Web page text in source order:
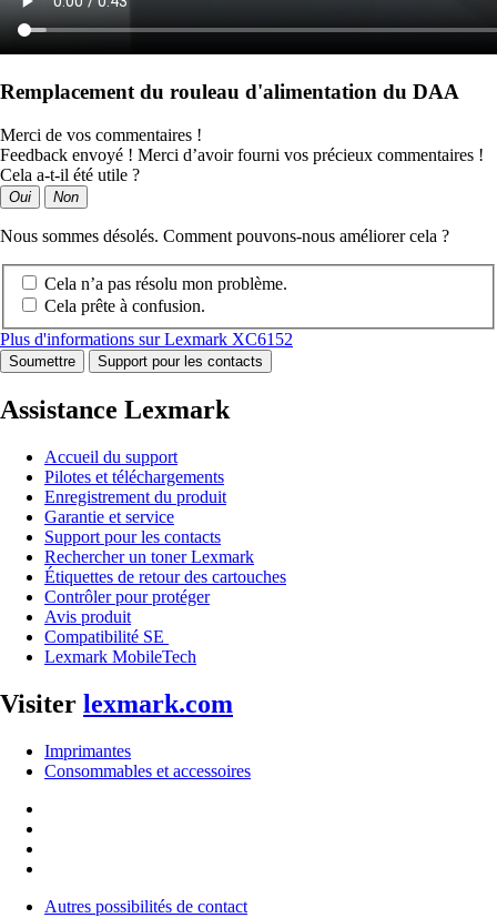
Remplacement du rouleau d'alimentation du DAA
Merci de vos commentaires !
Feedback envoyé ! Merci d’avoir fourni vos précieux commentaires !
Cela a-t-il été utile ?
Oui Non
Nous sommes désolés. Comment pouvons-nous améliorer cela ?
Cela n’a pas résolu mon problème.
Cela prête à confusion.
Plus d'informations sur Lexmark XC6152
Soumettre Support pour les contacts
Assistance Lexmark
Accueil du support
Pilotes et téléchargements
Enregistrement du produit
Garantie et service
Support pour les contacts
Rechercher un toner Lexmark
Étiquettes de retour des cartouches
Contrôler pour protéger
Avis produit
Compatibilité SE
Lexmark MobileTech
Visiter lexmark.com
Imprimantes
Consommables et accessoires
Autres possibilités de contact